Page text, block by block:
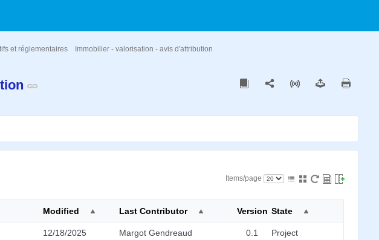
et réglementaires Immobilier - valorisation - avis d'attribution
Items/page
Modified Last Contributor Version State
12/18/2025 Margot Gendreaud 0.1 Project